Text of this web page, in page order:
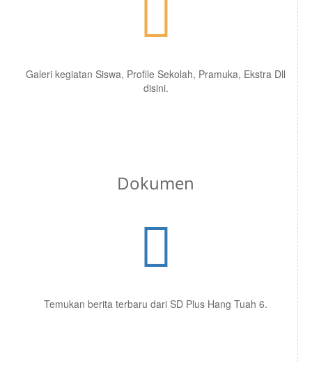
Galeri kegiatan Siswa, Profile Sekolah, Pramuka, Ekstra Dll
disini.
Dokumen
Temukan berita terbaru dari SD Plus Hang Tuah 6.